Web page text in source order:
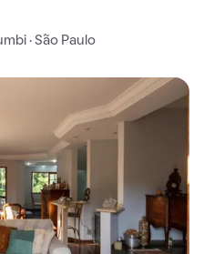
· São Paulo